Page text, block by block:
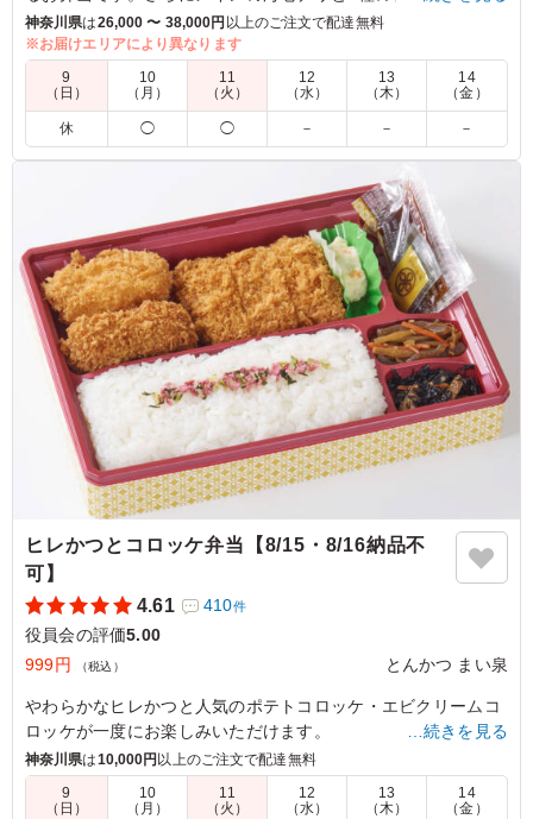
食べ応えも抜群。華やかな見た目でおもてなしにもぴったりの
鳳凰苑のお弁当です
5.0 株式会社早稲田学習研究会
会議用のお弁当として注文させていただきました。 色々
な惣菜が少しづつ入っているので飽きることなく最後まで
食べることが出来ます。 個人的にはエビチリが辛すぎず
ご飯がススム味で最高でした。 ご飯の量も多すぎず少な
すぎずちょうど良かったです。 またここのお弁当を注文
させていただきます！
ご利用シーン：会議・セミナー›役員会
東京都中央区京橋2024/05/28
神奈川県は26,000 〜 38,000円 以上のご注文で配達無料
※お届けエリアにより異なります
9
（日）
10
（月）
11
（火）
12
（水）
13
（木）
14
（金）
休 ◯ ◯ － － －
ヒレかつとコロッケ弁当【8/15・8/16納品不
可】
4.61
410件
役員会の評価5.00
999円
（税込） とんかつ まい泉
やわらかなヒレかつと人気のポテトコロッケ・エビクリームコ
ロッケが一度にお楽しみいただけます。
※350mlペットボトル茶(サントリー伊右衛門)がメーカー都合
により終売となります。280mlペットボトル茶(サントリー伊右
…続きを見る
神奈川県は10,000円 以上のご注文で配達無料
9
（日）
10
（月）
11
（火）
12
（水）
13
（木）
14
（金）